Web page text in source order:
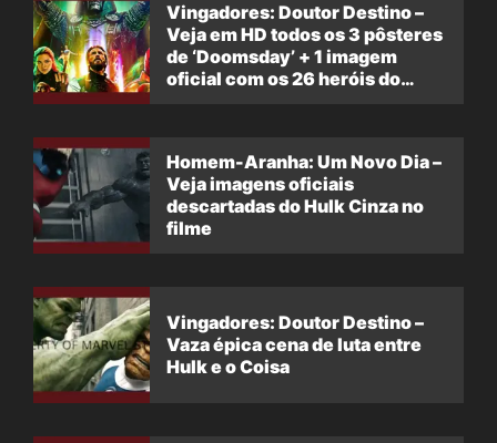
Vingadores: Doutor Destino –
Veja em HD todos os 3 pôsteres
de ‘Doomsday’ + 1 imagem
oficial com os 26 heróis do
Homem-Aranha: Um Novo Dia –
Veja imagens oficiais
descartadas do Hulk Cinza no
filme
Vingadores: Doutor Destino –
Vaza épica cena de luta entre
Hulk e o Coisa